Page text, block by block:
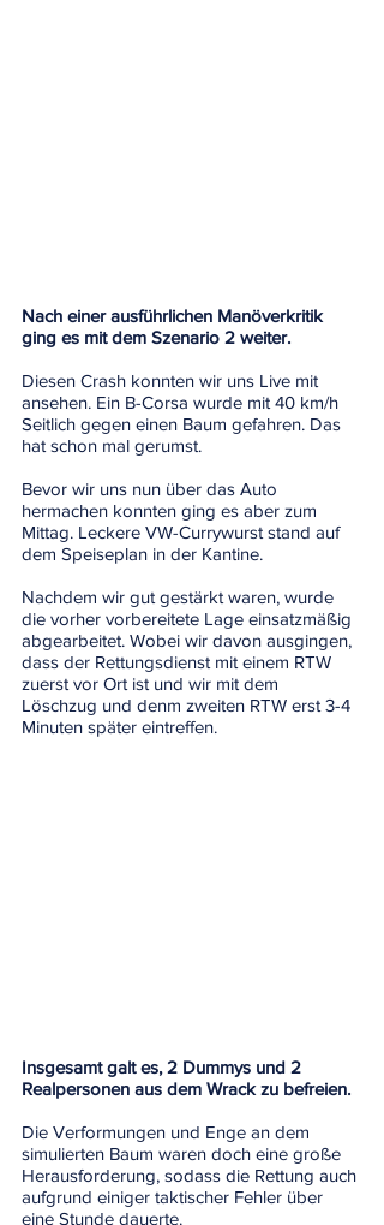
Nach einer ausführlichen Manöverkritik
ging es mit dem Szenario 2 weiter.
Diesen Crash konnten wir uns Live mit
ansehen. Ein B-Corsa wurde mit 40 km/h
Seitlich gegen einen Baum gefahren. Das
hat schon mal gerumst.
Bevor wir uns nun über das Auto
hermachen konnten ging es aber zum
Mittag. Leckere VW-Currywurst stand auf
dem Speiseplan in der Kantine.
Nachdem wir gut gestärkt waren, wurde
die vorher vorbereitete Lage einsatzmäßig
abgearbeitet. Wobei wir davon ausgingen,
dass der Rettungsdienst mit einem RTW
zuerst vor Ort ist und wir mit dem
Löschzug und denm zweiten RTW erst 3-4
Minuten später eintreffen.
Insgesamt galt es, 2 Dummys und 2
Realpersonen aus dem Wrack zu befreien.
Die Verformungen und Enge an dem
simulierten Baum waren doch eine große
Herausforderung, sodass die Rettung auch
aufgrund einiger taktischer Fehler über
eine Stunde dauerte.